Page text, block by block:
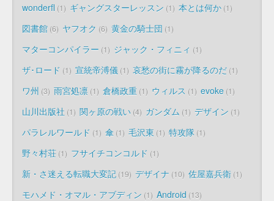
wonderfl 1 ギャングスターレッスン 1 本とは何か 1
図書館 6 ヤフオク 6 黄金の騎士団 1
マターコンパイラー 1 ジャック・フィニィ 1
ザ･ロード 1 宣統帝溥儀 1 哀愁の街に霧が降るのだ 1
ワ州 3 雨宮処凛 1 倉橋政重 1 ウィルス 1 evoke 1
山川出版社 1 関ヶ原の戦い 4 ガンダム 1 デザイン 1
パラレルワールド 1 傘 1 毛沢東 1 特攻隊 1
野々村荘 1 フサイチコンコルド 1
新・さ迷える転職大変記 19 デザイナ 10 佐屋嘉兵衛 1
モハメド・オマル・アブディン 1 Android 13